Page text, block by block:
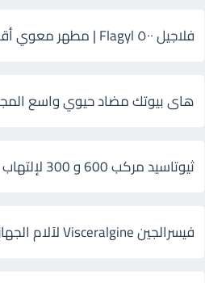
فلاجيل ٥٠٠ Flagyl | مطهر معوي أقراص وشراب
هاى بيوتك مضاد حيوي واسع
ثيوتاسيد مركب 600 و 300 لإلتهاب الأعصاب
فيسرالجين Visceralgine لآلام الجهاز الهضمى